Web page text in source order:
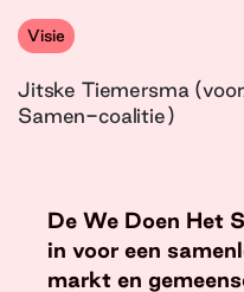
Visie
Jitske Tiemersma
Samen-coalitie)
De We Doen Het
in voor een
markt en